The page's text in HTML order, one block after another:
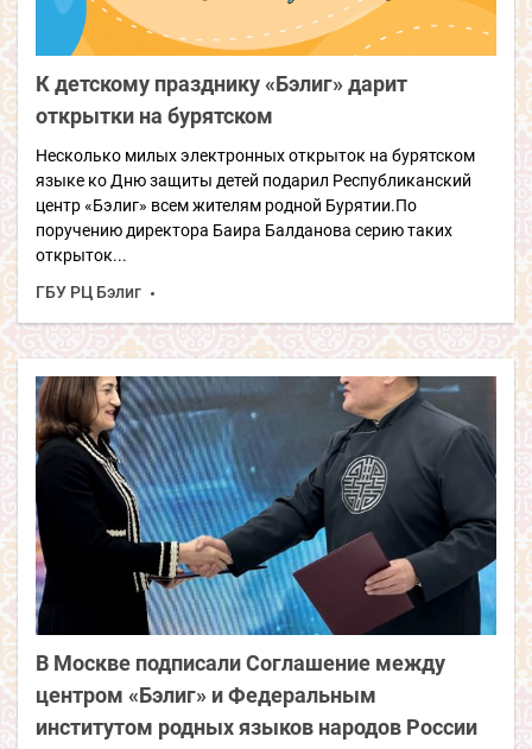
К детскому празднику «Бэлиг» дарит
открытки на бурятском
Несколько милых электронных открыток на бурятском
языке ко Дню защиты детей подарил Республиканский
центр «Бэлиг» всем жителям родной Бурятии.По
поручению директора Баира Балданова серию таких
открыток...
ГБУ РЦ Бэлиг
В Москве подписали Соглашение между
центром «Бэлиг» и Федеральным
институтом родных языков народов России